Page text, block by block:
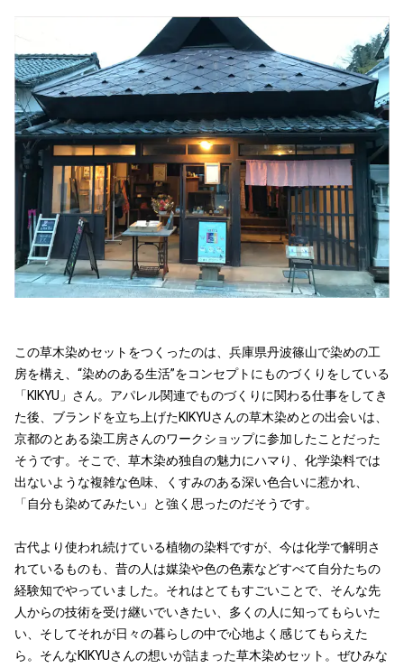
この草木染めセットをつくったのは、兵庫県丹波篠山で染めの工
房を構え、“染めのある生活”をコンセプトにものづくりをしている
「KIKYU」さん。アパレル関連でものづくりに関わる仕事をしてき
た後、ブランドを立ち上げたKIKYUさんの草木染めとの出会いは、
京都のとある染工房さんのワークショップに参加したことだった
そうです。そこで、草木染め独自の魅力にハマり、化学染料では
出ないような複雑な色味、くすみのある深い色合いに惹かれ、
「自分も染めてみたい」と強く思ったのだそうです。
古代より使われ続けている植物の染料ですが、今は化学で解明さ
れているものも、昔の人は媒染や色の色素などすべて自分たちの
経験知でやっていました。それはとてもすごいことで、そんな先
人からの技術を受け継いでいきたい、多くの人に知ってもらいた
い、そしてそれが日々の暮らしの中で心地よく感じてもらえた
ら。そんなKIKYUさんの想いが詰まった草木染めセット。ぜひみな